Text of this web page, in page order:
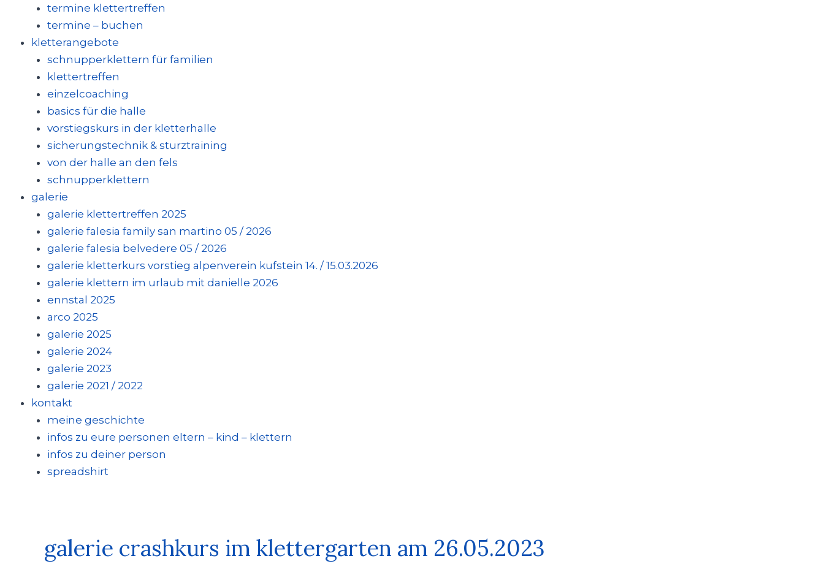
termine klettertreffen
termine – buchen
kletterangebote
schnupperklettern für familien
klettertreffen
einzelcoaching
basics für die halle
vorstiegskurs in der kletterhalle
sicherungstechnik & sturztraining
von der halle an den fels
schnupperklettern
galerie
galerie klettertreffen 2025
galerie falesia family san martino 05 / 2026
galerie falesia belvedere 05 / 2026
galerie kletterkurs vorstieg alpenverein kufstein 14. / 15.03.2026
galerie klettern im urlaub mit danielle 2026
ennstal 2025
arco 2025
galerie 2025
galerie 2024
galerie 2023
galerie 2021 / 2022
kontakt
meine geschichte
infos zu eure personen eltern – kind – klettern
infos zu deiner person
spreadshirt
galerie crashkurs im klettergarten am 26.05.2023